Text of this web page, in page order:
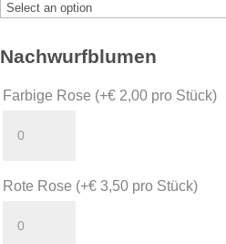
Nachwurfblumen
Farbige Rose (+€ 2,00 pro Stück)
Rote Rose (+€ 3,50 pro Stück)